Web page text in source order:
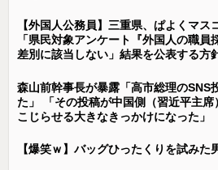
【外国人公務員】三重県、ぱよくマス
「県民対象アンケート『外国人の職
差別に該当しない」結果を公表する方
森山前幹事長が暴露「高市総理のSNS
た」 「その投稿が中国側（習近平主
こじらせる大きなきっかけになった」
【爆笑ｗ】バッグひったくりを試みた